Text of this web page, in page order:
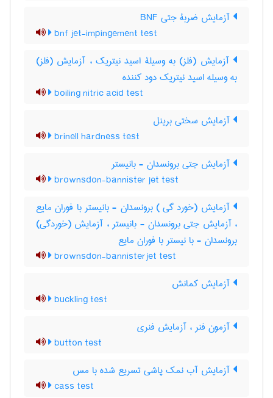
آزمایش ضربۀ جتی BNF
bnf jet-impingement test
آزمایش (فلز) به وسیلۀ اسید نیتریک ، آزمایش (فلز)
به وسیله اسید نیتریک دود کننده
boiling nitric acid test
آزمایش سختی برینل
brinell hardness test
آزمایش جتی برونسدان - بانیستر
brownsdon-bannister jet test
آزمایش (خورد گی ) برونسدان - بانیستر با فوران مایع
، آزمایش جتی برونسدان - بانیستر ، آزمایش (خوردگی)
برونسدان - با نیستر با فوران مایع
brownsdon-bannisterjet test
آزمایش کمانش
buckling test
آزمون فنر ، آزمایش فنری
button test
آزمایش آب نمک پاشی تسریع شده با مس
cass test